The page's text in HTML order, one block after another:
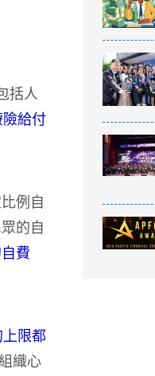
括人
險給付
例自
的自
費
限都
織心